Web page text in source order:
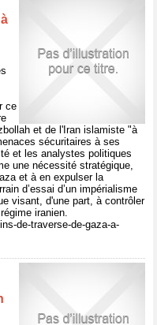
ce
et de l'Iran islamiste "à
sécuritaires à ses
et les analystes politiques
une nécessité stratégique,
et à en expulser la
d’essai d’un impérialisme
visant, d'une part, à contrôler
iranien.
de-traverse-de-gaza-a-